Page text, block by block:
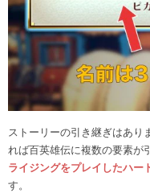
ストーリーの引き継ぎはあり
れば百英雄伝に複数の要素が
ライジングをプレイしたハー
す。